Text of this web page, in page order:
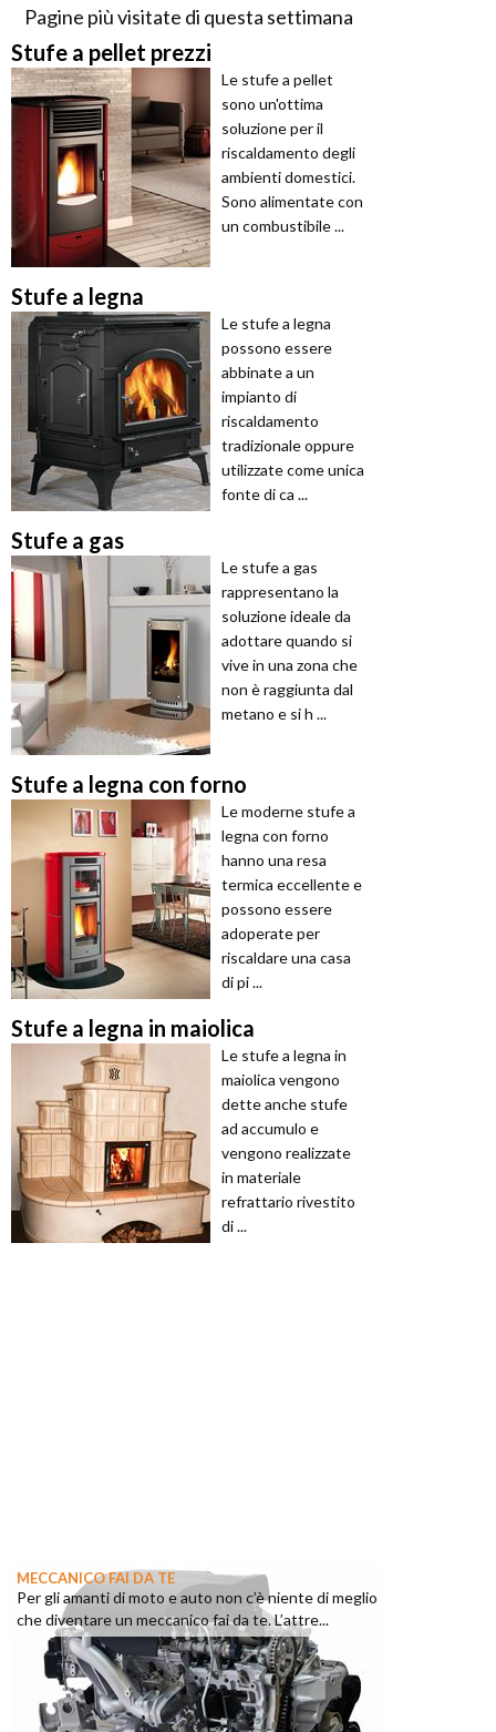
Pagine più visitate di questa settimana
Stufe a pellet prezzi
Le stufe a pellet
sono un'ottima
soluzione per il
riscaldamento degli
ambienti domestici.
Sono alimentate con
un combustibile ...
Stufe a legna
Le stufe a legna
possono essere
abbinate a un
impianto di
riscaldamento
tradizionale oppure
utilizzate come unica
fonte di ca ...
Stufe a gas
Le stufe a gas
rappresentano la
soluzione ideale da
adottare quando si
vive in una zona che
non è raggiunta dal
metano e si h ...
Stufe a legna con forno
Le moderne stufe a
legna con forno
hanno una resa
termica eccellente e
possono essere
adoperate per
riscaldare una casa
di pi ...
Stufe a legna in maiolica
Le stufe a legna in
maiolica vengono
dette anche stufe
ad accumulo e
vengono realizzate
in materiale
refrattario rivestito
di ...
MECCANICO FAI DA TE
Per gli amanti di moto e auto non c’è niente di meglio
che diventare un meccanico fai da te. L’attre...